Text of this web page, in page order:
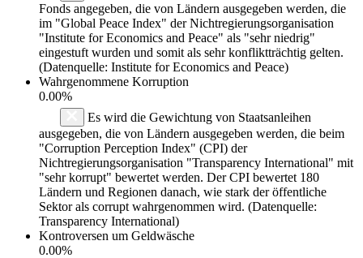
Fonds angegeben, die von Ländern ausgegeben werden, die
im "Global Peace Index" der Nichtregierungsorganisation
"Institute for Economics and Peace" als "sehr niedrig"
eingestuft wurden und somit als sehr konfliktträchtig gelten.
(Datenquelle: Institute for Economics and Peace)
Wahrgenommene Korruption
0.00%
Es wird die Gewichtung von Staatsanleihen
ausgegeben, die von Ländern ausgegeben werden, die beim
"Corruption Perception Index" (CPI) der
Nichtregierungsorganisation "Transparency International" mit
"sehr korrupt" bewertet werden. Der CPI bewertet 180
Ländern und Regionen danach, wie stark der öffentliche
Sektor als corrupt wahrgenommen wird. (Datenquelle:
Transparency International)
Kontroversen um Geldwäsche
0.00%